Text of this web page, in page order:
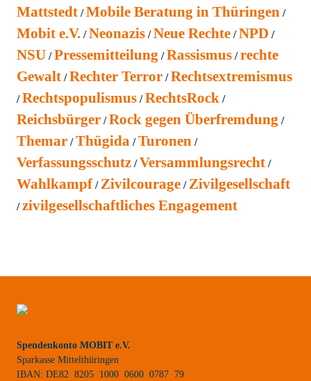
Mattstedt Mobile Beratung in Thüringen
Mobit e.V. Neonazis Neue Rechte NPD
NSU Pressemitteilung Rassismus rechte
Gewalt Rechter Terror Rechtsextremismus
Rechtspopulismus RechtsRock
Reichsbürger Rock gegen Überfremdung
Themar Thügida Turonen
Verfassungsschutz Versammlungsrecht
Wahlkampf Zivilcourage Zivilgesellschaft
zivilgesellschaftliches Engagement
Spendenkonto MOBIT e.V.
Sparkasse Mittelthüringen
IBAN: DE82 8205 1000 0600 0787 79